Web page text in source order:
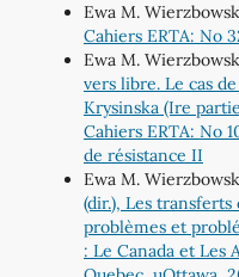
Ewa M.
Cahiers ERTA: No
Ewa M.
vers libre. Le cas
Krysinska (Ire
Cahiers ERTA: No
de résistance II
Ewa M.
(dir.), Les transferts
problèmes et
: Le Canada et Les